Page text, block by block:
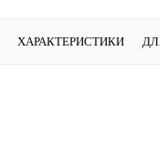
ХАРАКТЕРИСТИКИ